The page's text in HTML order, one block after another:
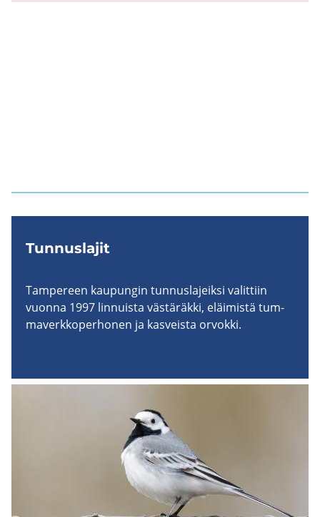
Tun­nus­la­jit
Tam­pe­reen kau­pun­gin tun­nus­la­jeik­si va­lit­tiin
vuon­na 1997 lin­nuis­ta väs­tä­räk­ki, eläi­mis­tä tum­
ma­verk­ko­per­ho­nen ja kas­veis­ta or­vok­ki.